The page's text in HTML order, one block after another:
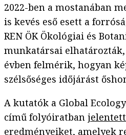
2022-ben a mostanában
is kevés eső esett a
REN ÖK Ökológiai és
munkatársai
évben felmérik, hogyan
szélsőséges időjárást
A kutatók a Global
című folyóiratban
eredményeiket, amelyek